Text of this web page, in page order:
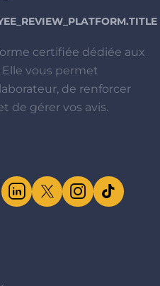
certifiée dédiée aux
vous permet
de renforcer
de gérer vos avis.